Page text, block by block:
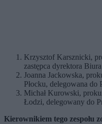
Krzysztof Karsznicki,
zastępca dyrektora
Joanna Jackowska,
Płocku, delegowana
Michał Kurowski,
Łodzi, delegowany do
Kierownikiem tego zespołu